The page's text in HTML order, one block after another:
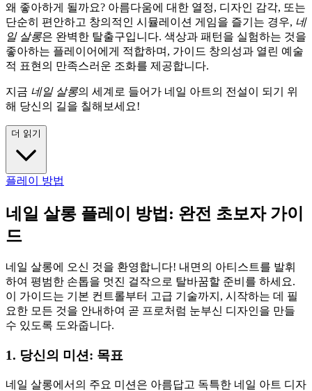
왜 좋아하게 될까요? 아름다움에 대한 열정, 디자인 감각, 또는
단순히 편안하고 창의적인 시뮬레이션 게임을 즐기는 경우, 네
일 살롱은 완벽한 탈출구입니다. 색상과 패턴을 실험하는 것을
좋아하는 플레이어에게 적합하며, 가이드 창의성과 열린 예술
적 표현의 만족스러운 조화를 제공합니다.
지금 네일 살롱의 세계로 들어가 네일 아트의 전설이 되기 위
해 당신의 길을 칠해보세요!
더 읽기
플레이 방법
네일 살롱 플레이 방법: 완전 초보자 가이
드
네일 살롱에 오신 것을 환영합니다! 내면의 아티스트를 발휘
하여 평범한 손톱을 멋진 걸작으로 탈바꿈할 준비를 하세요.
이 가이드는 기본 컨트롤부터 고급 기술까지, 시작하는 데 필
요한 모든 것을 안내하여 곧 프로처럼 눈부신 디자인을 만들
수 있도록 도와줍니다.
1. 당신의 미션: 목표
네일 살롱에서의 주요 미션은 아름답고 독특한 네일 아트 디자